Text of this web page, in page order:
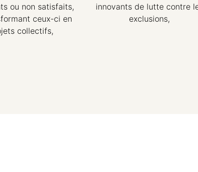
ou non satisfaits,
ceux-ci en
collectifs,
innovants de lutte contre
exclusions,